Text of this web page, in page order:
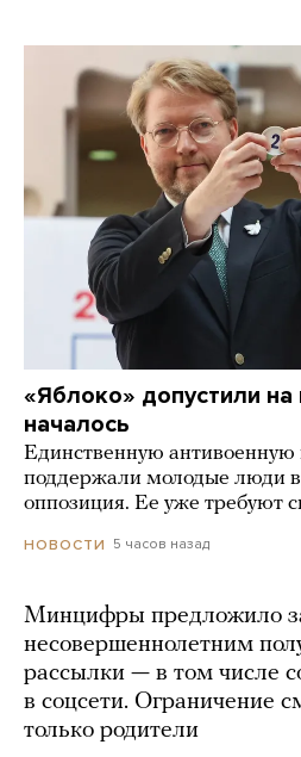
«Яблоко» допустили
началось
Единственную
поддержали молодые люди в
оппозиция. Ее уже требуют
НОВОСТИ 5 часов назад
Минцифры предложило
несовершеннолетним
рассылки — в том числе
в соцсети. Ограничение
только родители